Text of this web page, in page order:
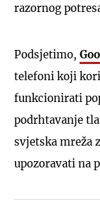
razornog
Podsjetimo,
telefoni koji
funkcionirati
podrhtavanje
svjetska mreža
upozoravati na